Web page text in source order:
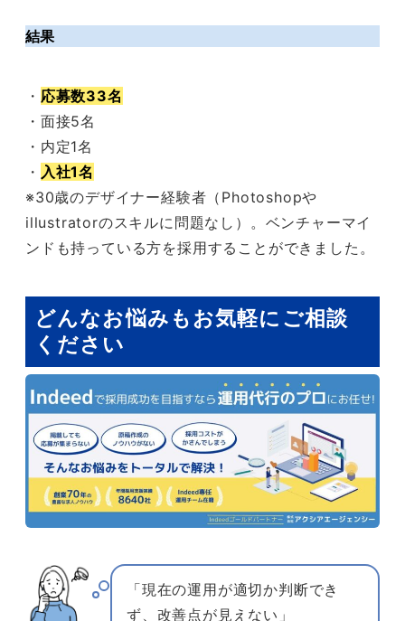
結果
・ 応募数33名
・面接5名
・内定1名
・ 入社1名
※30歳のデザイナー経験者（Photoshopや
illustratorのスキルに問題なし）。ベンチャーマイ
ンドも持っている方を採用することができました。
どんなお悩みもお気軽にご相談
ください
「現在の運用が適切か判断でき
ず、改善点が見えない」